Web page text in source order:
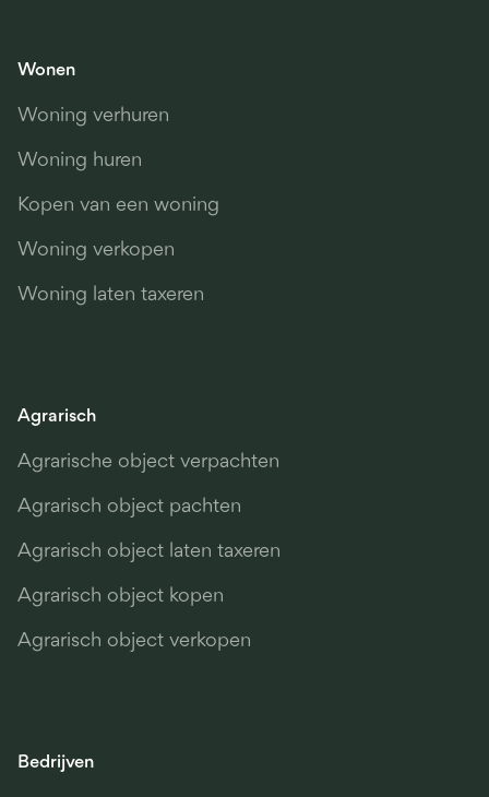
Wonen
Woning verhuren
Woning huren
Kopen van een woning
Woning verkopen
Woning laten taxeren
Agrarisch
Agrarische object verpachten
Agrarisch object pachten
Agrarisch object laten taxeren
Agrarisch object kopen
Agrarisch object verkopen
Bedrijven